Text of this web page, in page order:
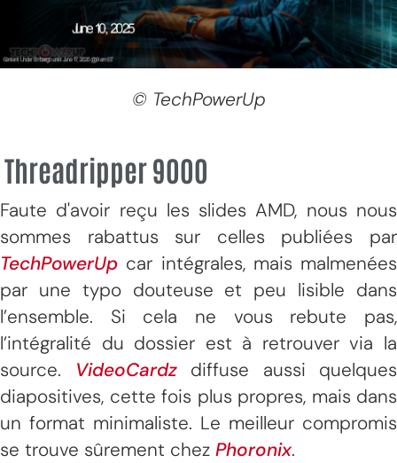
© TechPowerUp
Threadripper 9000
Faute d'avoir reçu les slides AMD, nous nous
sommes rabattus sur celles publiées par
TechPowerUp car intégrales, mais malmenées
par une typo douteuse et peu lisible dans
l’ensemble. Si cela ne vous rebute pas,
l’intégralité du dossier est à retrouver via la
source. VideoCardzdiffuse aussi quelques
diapositives, cette fois plus propres, mais dans
un format minimaliste. Le meilleur compromis
se trouve sûrement chez Phoronix.